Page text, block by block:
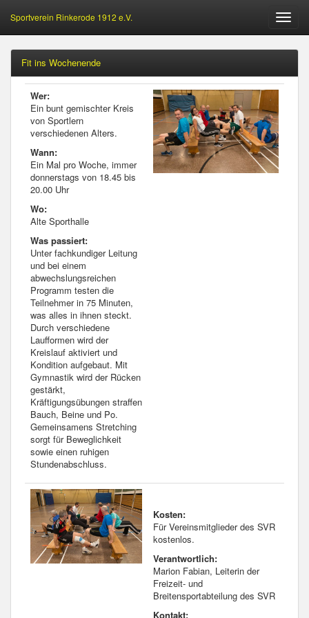
Öffne
Sportverein Rinkerode 1912 e.V.
Fit ins Wochenende
Wer:
Ein bunt gemischter Kreis
von Sportlern
verschiedenen Alters.
Wann:
Ein Mal pro Woche, immer
donnerstags von 18.45 bis
20.00 Uhr
Wo:
Alte Sporthalle
Was passiert:
Unter fachkundiger Leitung
und bei einem
abwechslungsreichen
Programm testen die
Teilnehmer in 75 Minuten,
was alles in ihnen steckt.
Durch verschiedene
Laufformen wird der
Kreislauf aktiviert und
Kondition aufgebaut. Mit
Gymnastik wird der Rücken
gestärkt,
Kräftigungsübungen straffen
Bauch, Beine und Po.
Gemeinsamens Stretching
sorgt für Beweglichkeit
sowie einen ruhigen
Stundenabschluss.
Kosten:
Für Vereinsmitglieder des SVR
kostenlos.
Verantwortlich:
Marion Fabian, Leiterin der
Freizeit- und
Breitensportabteilung des SVR
Kontakt: